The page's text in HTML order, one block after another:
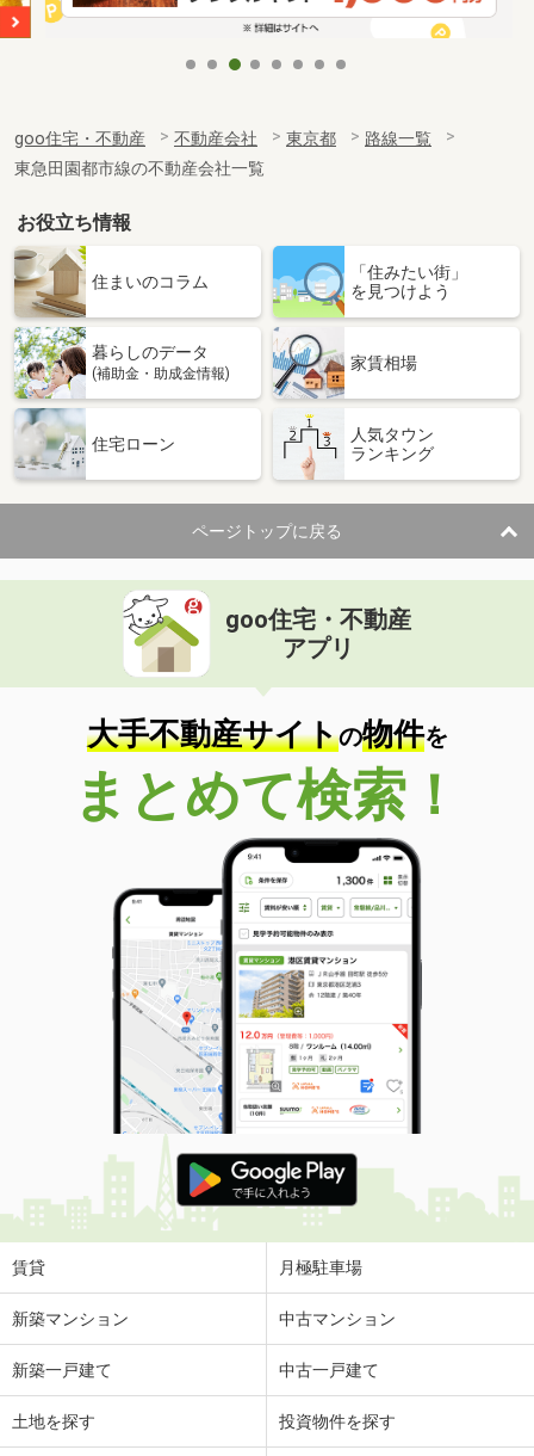
goo住宅・不動産 不動産会社 東京都
路線一覧
東急田園都市線の不動産会社一覧
お役立ち情報
住まいのコラム
「住みたい街」
を見つけよう
暮らしのデータ
(補助金・助成金情報)
家賃相場
住宅ローン
人気タウン
ランキング
ページトップに戻る
goo住宅・不動産
アプリ
大手不動産サイトの物件を
まとめて検索！
賃貸 月極駐車場
新築マンション 中古マンション
新築一戸建て 中古一戸建て
土地を探す 投資物件を探す